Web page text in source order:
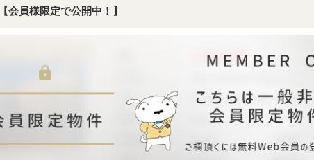
【会員様限定で公開中！】